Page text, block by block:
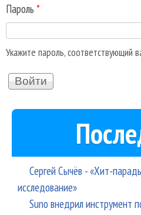
Пароль *
Укажите пароль, соответствующий
Сергей Сычёв - «Хит-
исследование»
Suno внедрил инструмент